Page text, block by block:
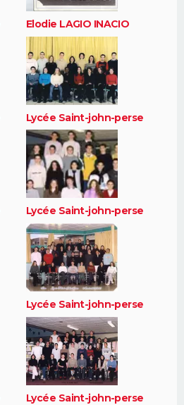
Elodie LAGIO INACIO
Lycée Saint-john-perse
Lycée Saint-john-perse
Lycée Saint-john-perse
Lycée Saint-john-perse